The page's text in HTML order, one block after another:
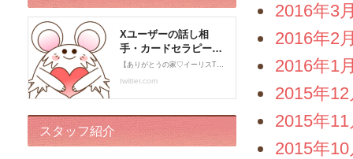
2016年3
2016年2
2016年1
2015年12
2015年11
2015年10
スタッフ紹介